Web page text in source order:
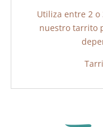
Utiliza entre 2 o
nuestro tarrito